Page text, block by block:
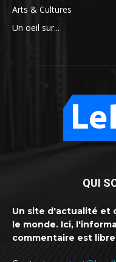
Arts & Cultures
Un oeil sur...
QUI
Un site d'actualité et
le monde. Ici,
commentaire est